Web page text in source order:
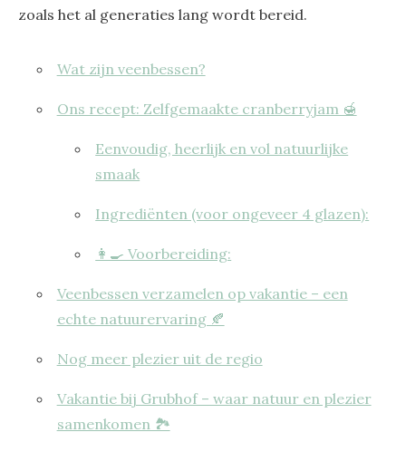
zoals het al generaties lang wordt bereid.
Wat zijn veenbessen?
Ons recept: Zelfgemaakte cranberryjam 🍯
Eenvoudig, heerlijk en vol natuurlijke
smaak
Ingrediënten (voor ongeveer 4 glazen):
👩‍🍳 Voorbereiding:
Veenbessen verzamelen op vakantie – een
echte natuurervaring 🍂
Nog meer plezier uit de regio
Vakantie bij Grubhof – waar natuur en plezier
samenkomen 🏞️